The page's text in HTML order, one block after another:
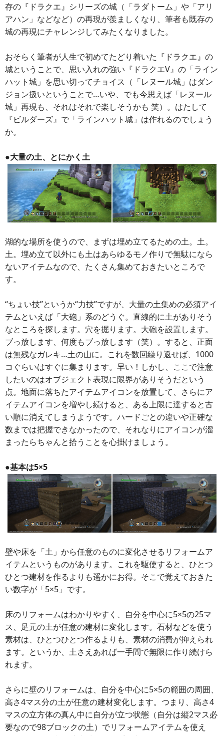
存の『ドラクエ』シリーズの城（「ラダトーム」や「アリ
アハン」などなど）の再現が羨ましくなり、筆者も既存の
城の再現にチャレンジしてみたくなりました。
おそらく筆者が人生で初めてたどり着いた『ドラクエ』の
城ということで、思い入れの強い『ドラクエV』の「ライン
ハット城」を思い切ってチョイス（「レヌール城」はダン
ジョン扱いということで…いや、でも今思えば「レヌール
城」再現も、それはそれで楽しそうかも 笑）。はたして
『ビルダーズ』で「ラインハット城」は作れるのでしょう
か。
●大量の土、とにかく土
湖的な場所を使うので、まずは埋め立てるための土。土。
土。埋め立て以外にも土はあらゆるモノ作りで無駄になら
ないアイテムなので、たくさん集めておきたいところで
す。
“ちょい技”というか“力技”ですが、大量の土集めの必須アイ
テムといえば「大砲」系のどうぐ。直線的に土がありそう
なところを探します。穴を掘ります。大砲を設置します。
ブっ放します、何度もブっ放します（笑）。すると、正面
は無残なガレキ…土の山に。これを数回繰り返せば、1000
コぐらいはすぐに集まります。早い！しかし、ここで注意
したいのはオブジェクト表現に限界がありそうだという
点。地面に落ちたアイテムアイコンを放置して、さらにア
イテムアイコンを増やし続けると、ある上限に達すると古
い順に消えてしまうようです。ハードごとの違いや正確な
数までは把握できなかったので、それなりにアイコンが溜
まったらちゃんと拾うことを心掛けましょう。
●基本は5×5
壁や床を「土」から任意のものに変化させるリフォームア
イテムというものがあります。これを駆使すると、ひとつ
ひとつ建材を作るよりも遥かにお得。そこで覚えておきた
い数字が「5×5」です。
床のリフォームはわかりやすく、自分を中心に5×5の25マ
ス、足元の土が任意の建材に変化します。石材などを使う
素材は、ひとつひとつ作るよりも、素材の消費が抑えられ
ます。というか、土さえあれば一手間で無限に作り続けら
れます。
さらに壁のリフォームは、自分を中心に5×5の範囲の周囲、
高さ4マス分の土が任意の建材変化します。つまり、高さ4
マスの立方体の真ん中に自分が立つ状態（自分は縦2マス必
要なので98ブロックの土）でリフォームアイテムを使え